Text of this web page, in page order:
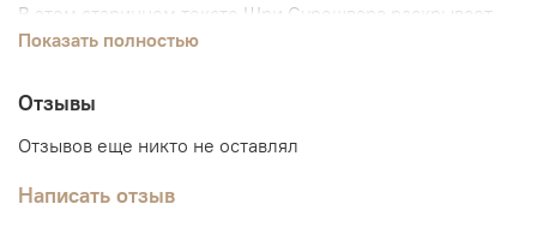
В этом старинном тексте Шри Сурешвара раскрывает
основной вопрос традиции адвайты - постижение
человека - Атмана.
Показать полностью
Отзывы
Отзывов еще никто не оставлял
Написать отзыв